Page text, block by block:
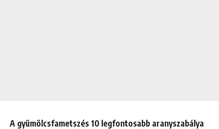
A gyümölcsfametszés 10 legfontosabb aranyszabálya